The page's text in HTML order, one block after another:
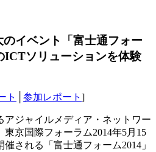
イベント「富士通フォー
ICTソリューションを体験
ト 参加レポート ]
アジャイルメディア・ネットワー
京国際フォーラム2014年5月15
される「富士通フォーム2014」